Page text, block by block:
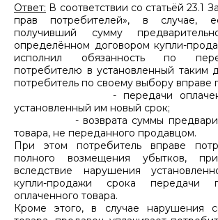
Ответ: В соответствии со статьёй 23.1
прав потребителей», в случае,
получивший сумму
определённом договором купли-
исполнил обязанность по
потребителю в установленный таким
потребитель по своему выбору вправе
- передачи
установленный им новый срок;
- возврата суммы
товара, не переданного продавцом.
При этом потребитель вправе
полного возмещения убытков,
вследствие нарушения
купли-продажи срока передачи
оплаченного товара.
Кроме этого, в случае нарушения